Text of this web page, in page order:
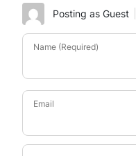
Posting as Guest
Name (Required)
Email